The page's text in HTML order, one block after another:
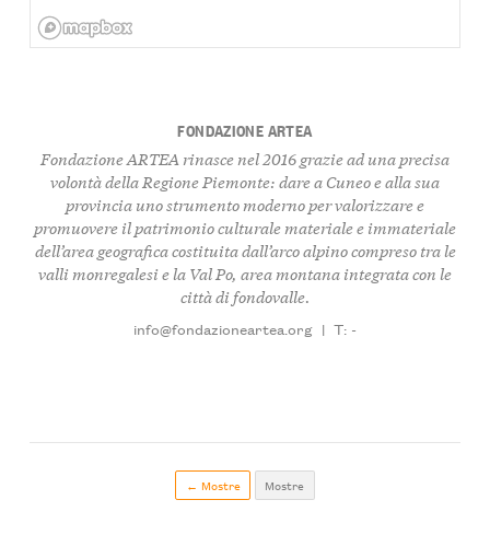
FONDAZIONE ARTEA
Fondazione ARTEA rinasce nel 2016 grazie ad una precisa
volontà della Regione Piemonte: dare a Cuneo e alla sua
provincia uno strumento moderno per valorizzare e
promuovere il patrimonio culturale materiale e immateriale
dell’area geografica costituita dall’arco alpino compreso tra le
valli monregalesi e la Val Po, area montana integrata con le
città di fondovalle.
info@fondazioneartea.org | T: -
← Mostre Mostre